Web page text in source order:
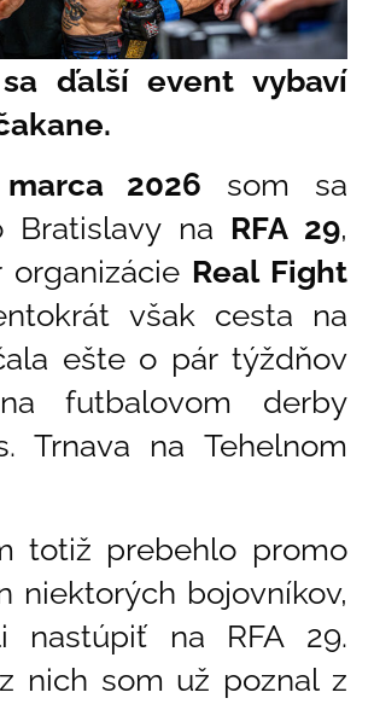
ďalší event vybaví
2026 som sa
Bratislavy na RFA 29,
organizácie Real Fight
však cesta na
ešte o pár týždňov
futbalovom derby
Trnava na Tehelnom
totiž prebehlo promo
niektorých bojovníkov,
nastúpiť na RFA 29.
nich som už poznal z